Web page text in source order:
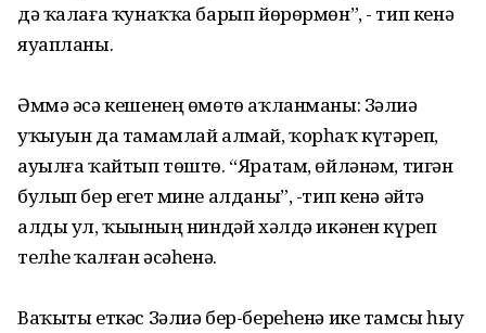
дә ҡалаға ҡунаҡҡа барып йөрөрмөн”, - тип кенә
яуапланы.
Әммә әсә кешенең өмөтө аҡланманы: Зәлиә
уҡыуын да тамамлай алмай, ҡорһаҡ күтәреп,
ауылға ҡайтып төштө. “Яратам, өйләнәм, тигән
булып бер егет мине алданы”, -тип кенә әйтә
алды ул, ҡыҙының ниндәй хәлдә икәнен күреп
телһеҙ ҡалған әсәһенә.
Ваҡыты еткәс Зәлиә бер-береһенә ике тамсы һыу